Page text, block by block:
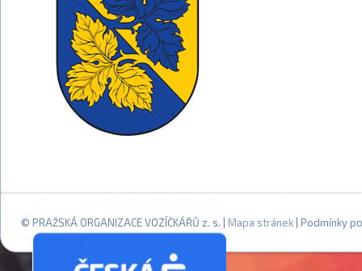
© PRAŽSKÁ ORGANIZACE VOZÍČKÁŘŮ z. s. | Mapa stránek | Podmínky